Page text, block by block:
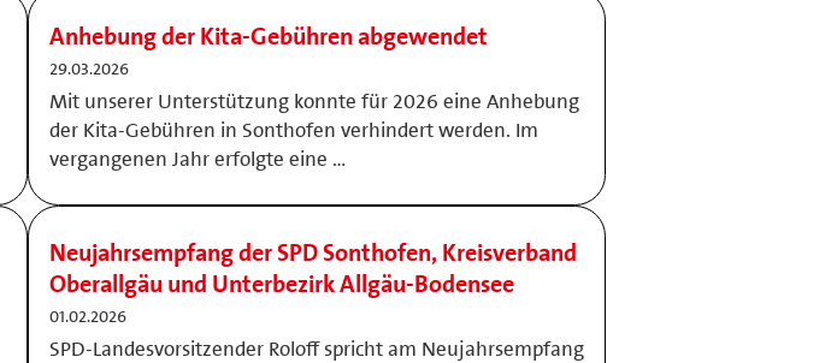
Anhebung der Kita-Gebühren abgewendet
29.03.2026
Mit unserer Unterstützung konnte für 2026 eine Anhebung
der Kita-Gebühren in Sonthofen verhindert werden. Im
vergangenen Jahr erfolgte eine …
Neujahrsempfang der SPD Sonthofen, Kreisverband
Oberallgäu und Unterbezirk Allgäu-Bodensee
01.02.2026
SPD-Landesvorsitzender Roloff spricht am Neujahrsempfang